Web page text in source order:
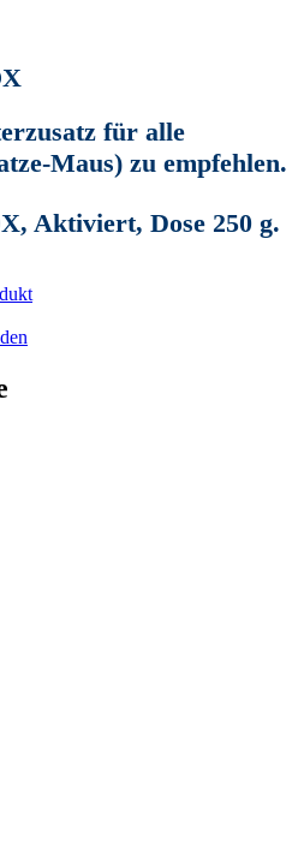
für alle
Maus) zu empfehlen.
Aktiviert, Dose 250 g.